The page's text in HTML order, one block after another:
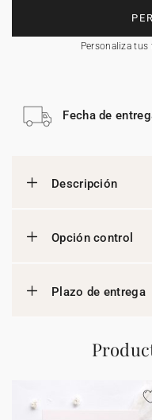
Personaliza
Fecha de
Descripción
Opción control
Plazo de entrega